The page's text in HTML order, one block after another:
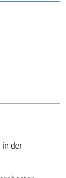
in der